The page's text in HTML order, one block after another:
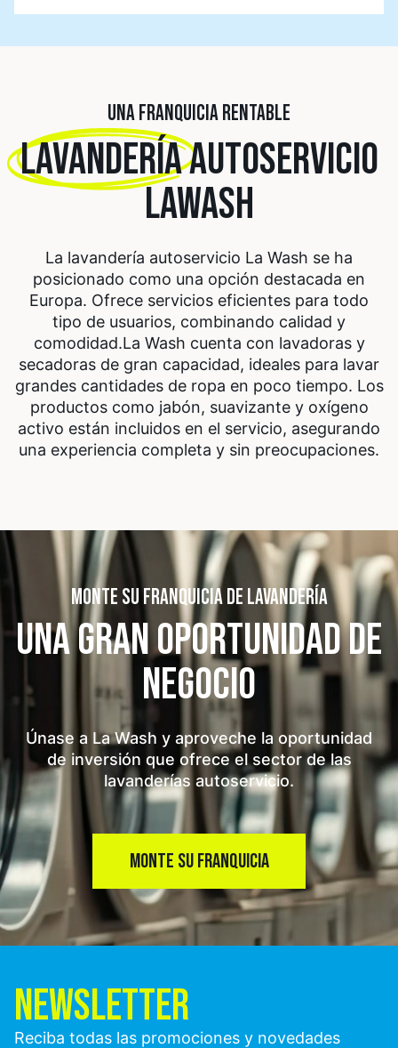
UNA FRANQUICIA RENTABLE
LAVANDERÍAAUTOSERVICIO
LAWASH
La lavandería autoservicio La Wash se ha
posicionado como una opción destacada en
Europa. Ofrece servicios eficientes para todo
tipo de usuarios, combinando calidad y
comodidad.La Wash cuenta con lavadoras y
secadoras de gran capacidad, ideales para lavar
grandes cantidades de ropa en poco tiempo. Los
productos como jabón, suavizante y oxígeno
activo están incluidos en el servicio, asegurando
una experiencia completa y sin preocupaciones.
MONTE SU FRANQUICIA DE LAVANDERÍA
UNA GRAN OPORTUNIDADDE
NEGOCIO
Únase a La Wash y aproveche la oportunidad
de inversión que ofrece el sector de las
lavanderías autoservicio.
MONTE SU FRANQUICIA
NEWSLETTER
Reciba todas las promociones y novedades